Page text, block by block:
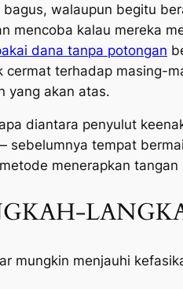
bagus, walaupun begitu
mencoba kalau mereka
dana tanpa potongan
cermat terhadap masing-
yang akan atas.
diantara penyulut
sebelumnya tempat
menerapkan
mungkin menjauhi